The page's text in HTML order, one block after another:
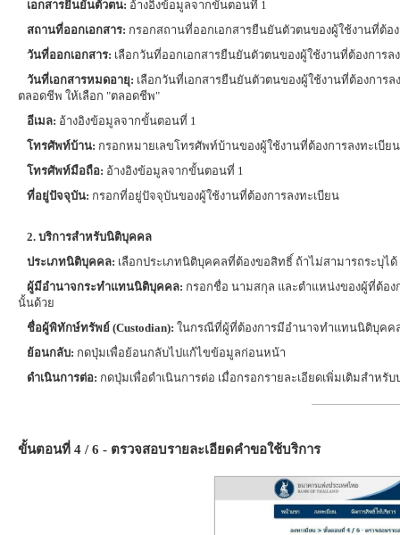
เอกสารยืนยันตัวตน: อ้างอิงข้อมูลจากขั้นตอนที่ 1
สถานที่ออกเอกสาร: กรอกสถานที่ออกเอกสารยืนยันตัวตนของผู้ใช้งานที่ต้อ
วันที่ออกเอกสาร: เลือกวันที่ออกเอกสารยืนยันตัวตนของผู้ใช้งานที่ต้องการล
วันที่เอกสารหมดอายุ: เลือกวันที่เอกสารยืนยันตัวตนของผู้ใช้งานที่ต้องการ
ตลอดชีพ ให้เลือก "ตลอดชีพ"
อีเมล: อ้างอิงข้อมูลจากขั้นตอนที่ 1
โทรศัพท์บ้าน: กรอกหมายเลขโทรศัพท์บ้านของผู้ใช้งานที่ต้องการลงทะเบียน
โทรศัพท์มือถือ: อ้างอิงข้อมูลจากขั้นตอนที่ 1
ที่อยู่ปัจจุบัน: กรอกที่อยู่ปัจจุบันของผู้ใช้งานที่ต้องการลงทะเบียน
2. บริการสำหรับนิติบุคคล
ประเภทนิติบุคคล: เลือกประเภทนิติบุคคลที่ต้องขอสิทธิ์ ถ้าไม่สามารถระบุไ
ผู้มีอำนาจกระทำแทนนิติบุคคล: กรอกชื่อ นามสกุล และตำแหน่งของผู้ที่ต้อ
นั้นด้วย
ชื่อผู้พิทักษ์ทรัพย์ (Custodian): ในกรณีที่ผู้ที่ต้องการมีอำนาจทำแทนนิติบุค
ย้อนกลับ: กดปุ่มเพื่อย้อนกลับไปแก้ไขข้อมูลก่อนหน้า
ดำเนินการต่อ: กดปุ่มเพื่อดำเนินการต่อ เมื่อกรอกรายละเอียดเพิ่มเติมสำหรั
ขั้นตอนที่ 4 / 6 - ตรวจสอบรายละเอียดคำขอใช้บริการ